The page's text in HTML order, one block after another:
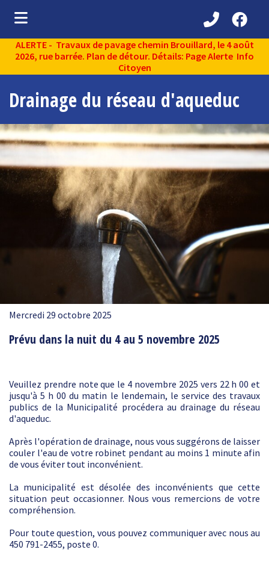
(Découvrir )
(Administration municipale )
(Services aux citoyens )
(Partenaires )
(Loisirs et vie communautaire )
(Environnement )
ALERTE - Travaux de pavage chemin Brouillard, le 4 août
2026, rue barrée. Plan de détour. Détails: Page Alerte Info
Citoyen
Drainage du réseau d'aqueduc
Mercredi 29 octobre 2025
Prévu dans la nuit du 4 au 5 novembre 2025
Veuillez prendre note que le 4 novembre 2025 vers 22 h 00 et
jusqu'à 5 h 00 du matin le lendemain, le service des travaux
publics de la Municipalité procédera au drainage du réseau
d'aqueduc.
Après l'opération de drainage, nous vous suggérons de laisser
couler l'eau de votre robinet pendant au moins 1 minute afin
de vous éviter tout inconvénient.
La municipalité est désolée des inconvénients que cette
situation peut occasionner. Nous vous remercions de votre
compréhension.
Pour toute question, vous pouvez communiquer avec nous au
450 791-2455, poste 0.